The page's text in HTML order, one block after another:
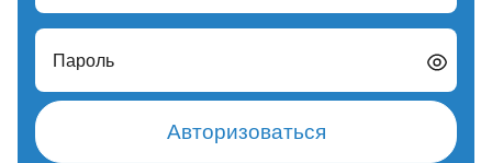
Пароль
Авторизоваться